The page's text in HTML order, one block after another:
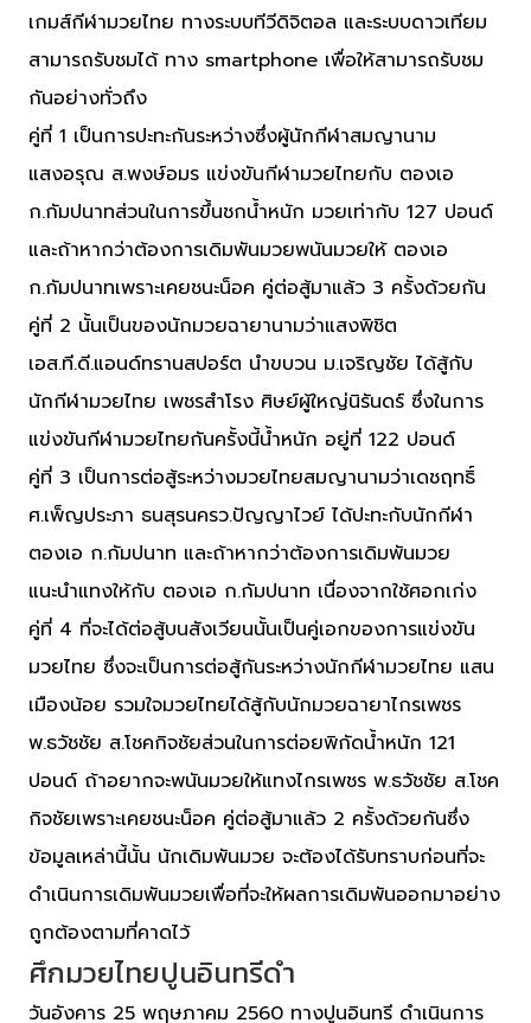
เกมส์กีฬามวยไทย ทางระบบทีวีดิจิตอล และระบบดาวเทียม
สามารถรับชมได้ ทาง smartphone เพื่อให้สามารถรับชม
กันอย่างทั่วถึง
คู่ที่ 1 เป็นการปะทะกันระหว่างซึ่งผู้นักกีฬาสมญานาม
แสงอรุณ ส.พงษ์อมร แข่งขันกีฬามวยไทยกับ ตองเอ
ก.กัมปนาทส่วนในการขึ้นชกน้ำหนัก มวยเท่ากับ 127 ปอนด์
และถ้าหากว่าต้องการเดิมพันมวยพนันมวยให้ ตองเอ
ก.กัมปนาทเพราะเคยชนะน็อค คู่ต่อสู้มาแล้ว 3 ครั้งด้วยกัน
คู่ที่ 2 นั้นเป็นของนักมวยฉายานามว่าแสงพิชิต
เอส.ที.ดี.แอนด์ทรานสปอร์ต นำขบวน ม.เจริญชัย ได้สู้กับ
นักกีฬามวยไทย เพชรสำโรง ศิษย์ผู้ใหญ่นิรันดร์ ซึ่งในการ
แข่งขันกีฬามวยไทยกันครั้งนี้น้ำหนัก อยู่ที่ 122 ปอนด์
คู่ที่ 3 เป็นการต่อสู้ระหว่างมวยไทยสมญานามว่าเดชฤทธิ์
ศ.เพ็ญประภา ธนสุรนครว.ปัญญาไวย์ ได้ปะทะกับนักกีฬา
ตองเอ ก.กัมปนาท และถ้าหากว่าต้องการเดิมพันมวย
แนะนำแทงให้กับ ตองเอ ก.กัมปนาท เนื่องจากใช้ศอกเก่ง
คู่ที่ 4 ที่จะได้ต่อสู้บนสังเวียนนั้นเป็นคู่เอกของการแข่งขัน
มวยไทย ซึ่งจะเป็นการต่อสู้กันระหว่างนักกีฬามวยไทย แสน
เมืองน้อย รวมใจมวยไทยได้สู้กับนักมวยฉายาไกรเพชร
พ.ธวัชชัย ส.โชคกิจชัยส่วนในการต่อยพิกัดน้ำหนัก 121
ปอนด์ ถ้าอยากจะพนันมวยให้แทงไกรเพชร พ.ธวัชชัย ส.โชค
กิจชัยเพราะเคยชนะน็อค คู่ต่อสู้มาแล้ว 2 ครั้งด้วยกันซึ่ง
ข้อมูลเหล่านี้นั้น นักเดิมพันมวย จะต้องได้รับทราบก่อนที่จะ
ดำเนินการเดิมพันมวยเพื่อที่จะให้ผลการเดิมพันออกมาอย่าง
ถูกต้องตามที่คาดไว้
ศึกมวยไทยปูนอินทรีดำ
วันอังคาร 25 พฤษภาคม 2560 ทางปูนอินทรี ดำเนินการ